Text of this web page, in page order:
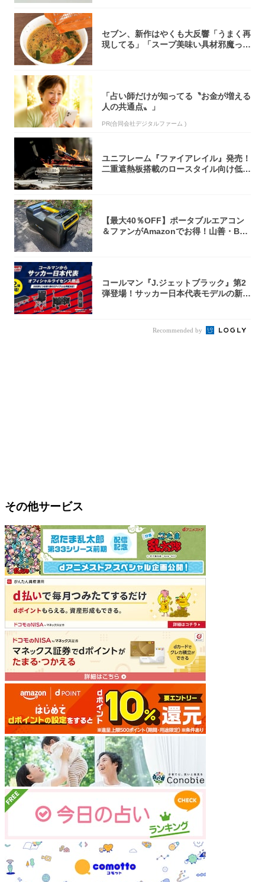
セブン、新作はやくも大反響「うまく再
現してる」「スープ美味い具材邪魔って
「占い師だけが知ってる〝お金が増える
人の共通点〟」
PR(合同会社デジタルファーム )
ユニフレーム『ファイアレイル』発売！
二重遮熱板搭載のロースタイル向け低型
【最大40％OFF】ポータブルエアコン
＆ファンがAmazonでお得！山善・Bo
コールマン『J.ジェットブラック』第2
弾登場！サッカー日本代表モデルの新作
Recommended by
その他サービス